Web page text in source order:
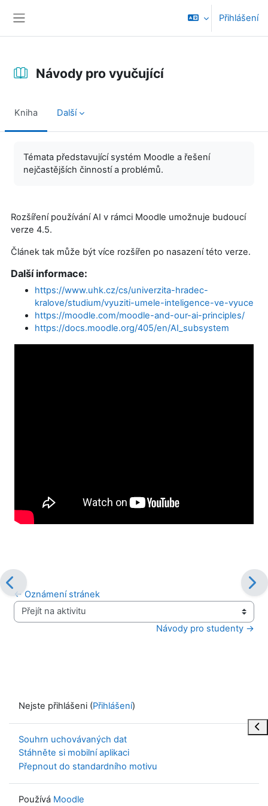
Přihlášení
Návody pro vyučující
Kniha Další
Témata představující systém Moodle a řešení
nejčastějších činností a problémů.
Rozšíření používání AI v rámci Moodle umožnuje budoucí
verze 4.5.
Článek tak může být více rozšířen po nasazení této verze.
Další informace:
https://www.uhk.cz/cs/univerzita-hradec-
kralove/studium/vyuziti-umele-inteligence-ve-vyuce
https://moodle.com/moodle-and-our-ai-principles/
https://docs.moodle.org/405/en/AI_subsystem
← Oznámení stránek
Přejít na aktivitu
Návody pro studenty →
Nejste přihlášeni (Přihlášení)
Souhrn uchovávaných dat
Stáhněte si mobilní aplikaci
Přepnout do standardního motivu
Používá Moodle